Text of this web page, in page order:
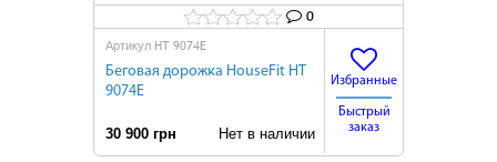
0
Артикул HТ 9074E
Беговая дорожка HouseFit HТ
9074E
30 900 грн Нет в наличии
Избранные
Быстрый
заказ